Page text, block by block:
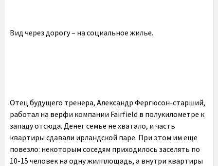
Вид через дорогу – на социальное жилье.
Отец будущего тренера, Александр Фергюсон-старший,
работал на верфи компании Fairfield в полукилометре к
западу отсюда. Денег семье не хватало, и часть
квартиры сдавали ирландской паре. При этом им еще
повезло: некоторым соседям приходилось заселять по
10-15 человек на одну жилплощадь, а внутри квартиры